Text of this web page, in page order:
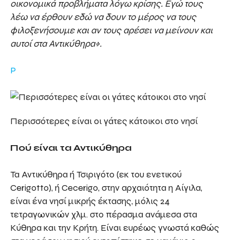
οικονομικά προβλήματα λόγω κρίσης. Εγώ τους
λέω να έρθουν εδώ να δουν το μέρος να τους
φιλοξενήσουμε και αν τους αρέσει να μείνουν και
αυτοί στα Αντικύθηρα».
P
Περισσότερες είναι οι γάτες κάτοικοι στο νησί
Πού είναι τα Αντικύθηρα
Τα Αντικύθηρα ή Τσιριγότο (εκ του ενετικού
Cerigotto), ή Cecerigo, στην αρχαιότητα η Αίγιλα,
είναι ένα νησί μικρής έκτασης, μόλις 24
τετραγωνικών χλμ. στο πέρασμα ανάμεσα στα
Κύθηρα και την Κρήτη. Είναι ευρέως γνωστά καθώς